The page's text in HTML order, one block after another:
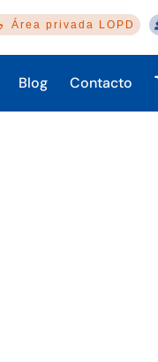
Área privada LOPD
Blog Contacto